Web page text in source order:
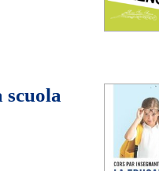
scuola